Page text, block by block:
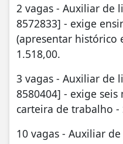
2 vagas - Auxiliar de
8572833] - exige
(apresentar histórico
1.518,00.
3 vagas - Auxiliar de
8580404] - exige seis
carteira de trabalho -
10 vagas - Auxiliar